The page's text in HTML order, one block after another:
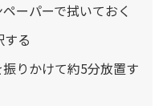
ーパーで拭いておく
る
りかけて約5分放置す